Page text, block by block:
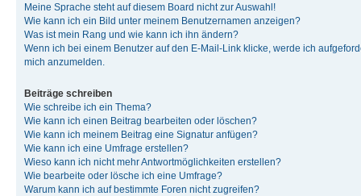
Meine Sprache steht auf diesem Board nicht zur Auswahl!
Wie kann ich ein Bild unter meinem Benutzernamen anzeigen?
Was ist mein Rang und wie kann ich ihn ändern?
Wenn ich bei einem Benutzer auf den E-Mail-Link klicke, werde ich
mich anzumelden.
Beiträge schreiben
Wie schreibe ich ein Thema?
Wie kann ich einen Beitrag bearbeiten oder löschen?
Wie kann ich meinem Beitrag eine Signatur anfügen?
Wie kann ich eine Umfrage erstellen?
Wieso kann ich nicht mehr Antwortmöglichkeiten erstellen?
Wie bearbeite oder lösche ich eine Umfrage?
Warum kann ich auf bestimmte Foren nicht zugreifen?